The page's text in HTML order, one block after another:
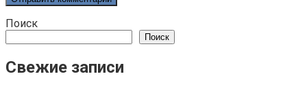
Поиск
Поиск
Свежие записи